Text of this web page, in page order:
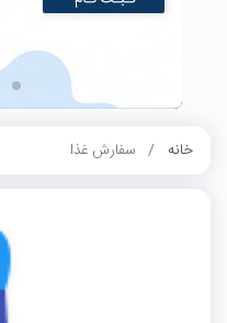
خانه سفارش غذا